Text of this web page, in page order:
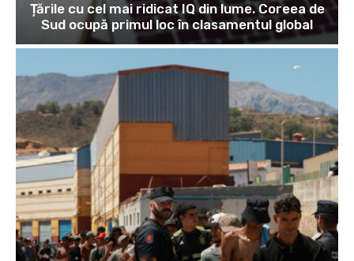
Țările cu cel mai ridicat IQ din lume. Coreea de
Sud ocupă primul loc în clasamentul global